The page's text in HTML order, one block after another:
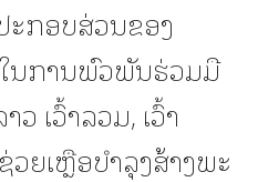
ະກອບສ່ວນຂອງ
ນການພົວພັນຮ່ວມມື
ເວົ້າລວມ, ເວົ້າ
ຍເຫຼືອບໍາລຸງສ້າງພະ